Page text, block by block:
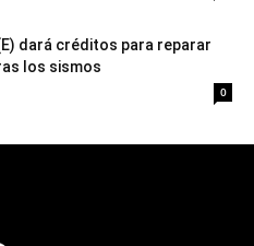
dará créditos para reparar
los sismos
0